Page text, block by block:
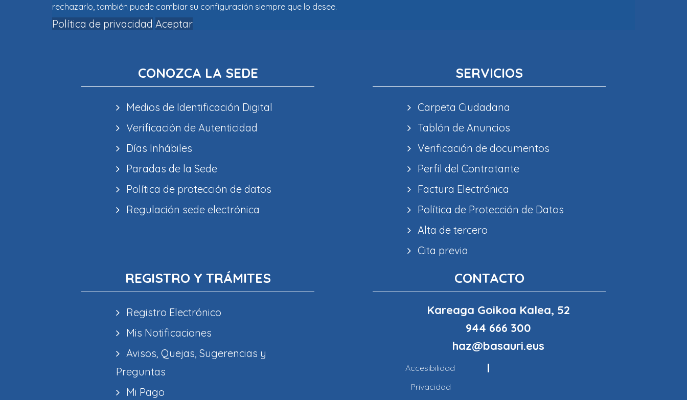
rechazarlo, también puede cambiar su configuración siempre que lo desee.
Política de privacidad Aceptar
CONOZCA LA SEDE
Medios de Identificación Digital
Verificación de Autenticidad
Días Inhábiles
Paradas de la Sede
Política de protección de datos
Regulación sede electrónica
SERVICIOS
Carpeta Ciudadana
Tablón de Anuncios
Verificación de documentos
Perfil del Contratante
Factura Electrónica
Política de Protección de Datos
Alta de tercero
Cita previa
REGISTRO Y TRÁMITES
Registro Electrónico
Mis Notificaciones
Avisos, Quejas, Sugerencias y
Preguntas
Mi Pago
CONTACTO
Kareaga Goikoa Kalea, 52
944 666 300
haz@basauri.eus
Accesibilidad
Privacidad